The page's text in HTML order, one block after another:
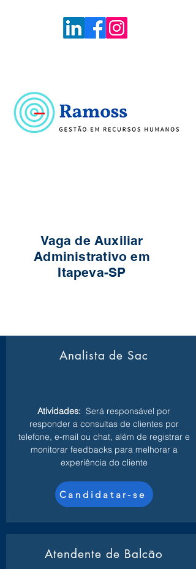
Vaga de Auxiliar
Administrativo em
Itapeva-SP
Analista de Sac
Atividades: Será responsável por
responder a consultas de clientes por
telefone, e-mail ou chat, além de registrar e
monitorar feedbacks para melhorar a
experiência do cliente
Candidatar-se
Atendente de Balcão